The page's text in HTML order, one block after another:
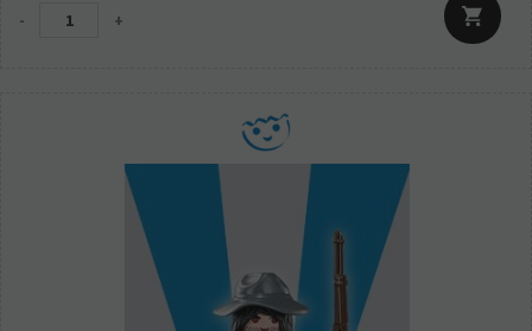
- +